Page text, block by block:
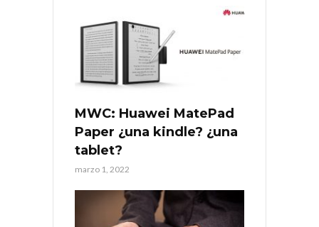
MWC: Huawei MatePad
Paper ¿una kindle? ¿una
tablet?
marzo 1, 2022